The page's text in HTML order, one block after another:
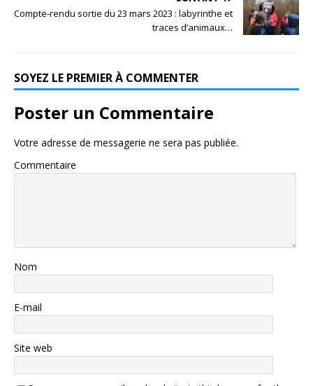
Compte-rendu sortie du 23 mars 2023 : labyrinthe et
traces d’animaux…
SOYEZ LE PREMIER À COMMENTER
Poster un Commentaire
Votre adresse de messagerie ne sera pas publiée.
Commentaire
Nom
E-mail
Site web